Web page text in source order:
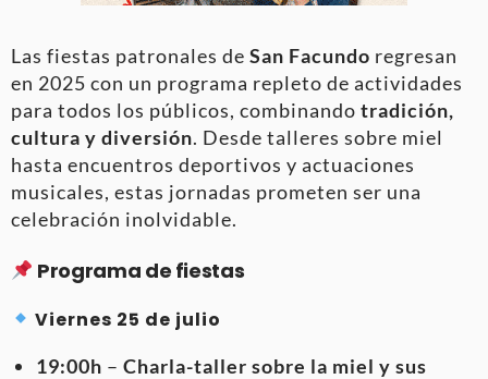
Las fiestas patronales de San Facundo regresan
en 2025 con un programa repleto de actividades
para todos los públicos, combinando tradición,
cultura y diversión. Desde talleres sobre miel
hasta encuentros deportivos y actuaciones
musicales, estas jornadas prometen ser una
celebración inolvidable.
Programa de fiestas
Viernes 25 de julio
19:00h – Charla-taller sobre la miel y sus